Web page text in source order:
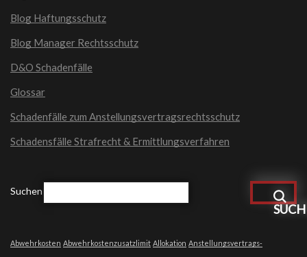
Blog Haftungsschutz
Blog Manager Rechtsschutz
D&O Schadenfälle
Glossar
Schadenfälle zum Anstellungsvertragsrechtsschutz
Schadensfälle Strafrecht & Ermittlungsverfahren
Suchen
Abwehrkosten Abwehrkostenzusatzlimit Allokation Anstellungsvertrags-